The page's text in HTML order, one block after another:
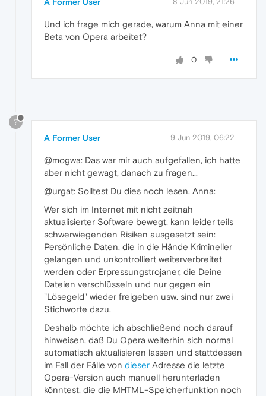
Und ich frage mich gerade, warum Anna mit einer
Beta von Opera arbeitet?
0
?
A Former User 9 Jun 2019, 06:22
@mogwa: Das war mir auch aufgefallen, ich hatte
aber nicht gewagt, danach zu fragen...
@urgat: Solltest Du dies noch lesen, Anna:
Wer sich im Internet mit nicht zeitnah
aktualisierter Software bewegt, kann leider teils
schwerwiegenden Risiken ausgesetzt sein:
Persönliche Daten, die in die Hände Krimineller
gelangen und unkontrolliert weiterverbreitet
werden oder Erpressungstrojaner, die Deine
Dateien verschlüsseln und nur gegen ein
"Lösegeld" wieder freigeben usw. sind nur zwei
Stichworte dazu.
Deshalb möchte ich abschließend noch darauf
hinweisen, daß Du Opera weiterhin sich normal
automatisch aktualisieren lassen und stattdessen
im Fall der Fälle von dieser Adresse die letzte
Opera-Version auch manuell herunterladen
könntest, die die MHTML-Speicherfunktion noch